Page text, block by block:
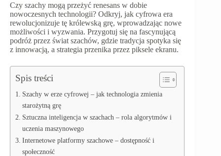
Czy szachy mogą przeżyć renesans w dobie
nowoczesnych technologii? Odkryj, jak cyfrowa era
rewolucjonizuje tę królewską grę, wprowadzając nowe
możliwości i wyzwania. Przygotuj się na fascynującą
podróż przez świat szachów, gdzie tradycja spotyka się
z innowacją, a strategia przenika przez piksele ekranu.
Spis treści
Szachy w erze cyfrowej – jak technologia zmienia
starożytną grę
Sztuczna inteligencja w szachach – rola algorytmów i
uczenia maszynowego
Internetowe platformy szachowe – dostępność i
społeczność